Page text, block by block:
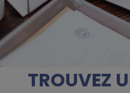
TROUVEZ